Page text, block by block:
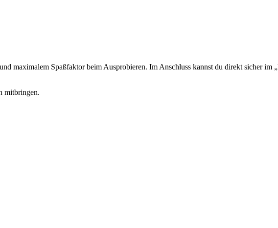
maximalem Spaßfaktor beim Ausprobieren. Im Anschluss kannst du direkt sicher im
mitbringen.